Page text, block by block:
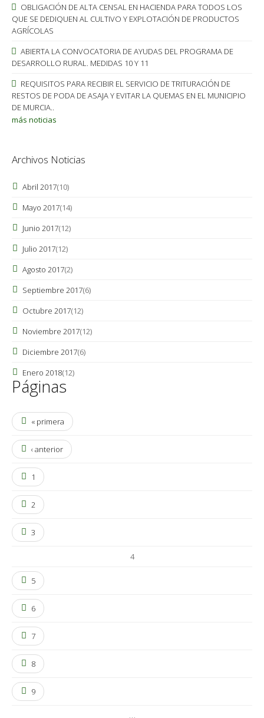
OBLIGACIÓN DE ALTA CENSAL EN HACIENDA PARA TODOS LOS
QUE SE DEDIQUEN AL CULTIVO Y EXPLOTACIÓN DE PRODUCTOS
AGRÍCOLAS
ABIERTA LA CONVOCATORIA DE AYUDAS DEL PROGRAMA DE
DESARROLLO RURAL. MEDIDAS 10 Y 11
REQUISITOS PARA RECIBIR EL SERVICIO DE TRITURACIÓN DE
RESTOS DE PODA DE ASAJA Y EVITAR LA QUEMAS EN EL MUNICIPIO
DE MURCIA..
más noticias
Archivos Noticias
Abril 2017(10)
Mayo 2017(14)
Junio 2017(12)
Julio 2017(12)
Agosto 2017(2)
Septiembre 2017(6)
Octubre 2017(12)
Noviembre 2017(12)
Diciembre 2017(6)
Enero 2018(12)
Páginas
« primera
‹ anterior
1
2
3
4
5
6
7
8
9
…